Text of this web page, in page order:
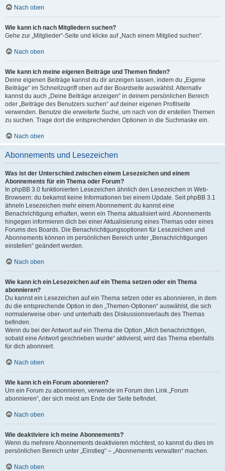
Nach oben
Wie kann ich nach Mitgliedern suchen?
Gehe zur „Mitglieder“-Seite und klicke auf „Nach einem Mitglied suchen“.
Nach oben
Wie kann ich meine eigenen Beiträge und Themen finden?
Deine eigenen Beiträge kannst du dir anzeigen lassen, indem du „Eigene
Beiträge“ im Schnellzugriff oben auf der Boardseite auswählst. Alternativ
kannst du auch „Deine Beiträge anzeigen“ in deinem persönlichen Bereich
oder „Beiträge des Benutzers suchen“ auf deiner eigenen Profilseite
verwenden. Benutze die erweiterte Suche, um nach von dir erstellen Themen
zu suchen. Trage dort die entsprechenden Optionen in die Suchmaske ein.
Nach oben
Abonnements und Lesezeichen
Was ist der Unterschied zwischen einem Lesezeichen und einem
Abonnements für ein Thema oder Forum?
In phpBB 3.0 funktionierten Lesezeichen ähnlich den Lesezeichen in Web-
Browsern: du bekamst keine Informationen bei einem Update. Seit phpBB 3.1
ähneln Lesezeichen mehr einem Abonnement: du kannst eine
Benachrichtigung erhalten, wenn ein Thema aktualisiert wird. Abonnements
hingegen informieren dich bei einer Aktualisierung eines Themas oder eines
Forums des Boards. Die Benachrichtigungsoptionen für Lesezeichen und
Abonnements können im persönlichen Bereich unter „Benachrichtigungen
einstellen“ geändert werden.
Nach oben
Wie kann ich ein Lesezeichen auf ein Thema setzen oder ein Thema
abonnieren?
Du kannst ein Lesezeichen auf ein Thema setzen oder es abonnieren, in dem
du die entsprechende Option in den „Themen-Optionen“ auswählst, die sich
normalerweise ober- und unterhalb des Diskussionsverlaufs des Themas
befinden.
Wenn du bei der Antwort auf ein Thema die Option „Mich benachrichtigen,
sobald eine Antwort geschrieben wurde“ aktivierst, wird das Thema ebenfalls
für dich abonniert.
Nach oben
Wie kann ich ein Forum abonnieren?
Um ein Forum zu abonnieren, verwende im Forum den Link „Forum
abonnieren“, der sich meist am Ende der Seite befindet.
Nach oben
Wie deaktiviere ich meine Abonnements?
Wenn du mehrere Abonnements deaktivieren möchtest, so kannst du dies im
persönlichen Bereich unter „Einstieg“ – „Abonnements verwalten“ machen.
Nach oben